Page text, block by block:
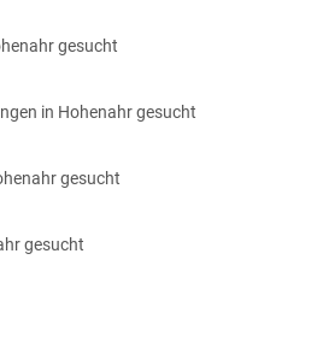
gesucht
in Hohenahr gesucht
gesucht
gesucht